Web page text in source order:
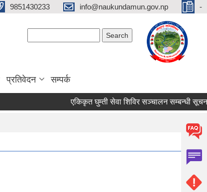
9851430233 info@naukundamun.gov.np -
प्रतिवेदन सम्पर्क
एकिकृत घुम्ती सेवा शिविर सञ्‍चालन सम्बन्धी सूचना